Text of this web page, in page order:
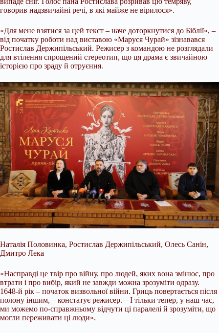
говорив надзвичайні речі, в які майже не вірилося».
«Для мене взятися за цей текст – наче доторкнутися до Біблії», –
від початку роботи над виставою «Маруся Чурай» зізнавався
Ростислав Держипільський. Режисер з командою не розглядали
для втілення спрощений стереотип, що ця драма є звичайною
історією про зраду й отруєння.
Наталія Половинка, Ростислав Держипільський, Олесь Санін,
Дмитро Лека
«Насправді це твір про війну, про людей, яких вона змінює, про
втрати і про вибір, який не завжди можна зрозуміти одразу.
1648-й рік – початок визвольної війни. Гриць повертається після
полону іншим, – констатує режисер. – І тільки тепер, у наш час,
ми можемо по-справжньому відчути ці паралелі й зрозуміти, що
могли переживати ці люди».